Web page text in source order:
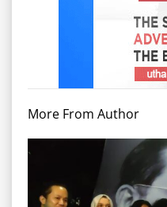
More From Author